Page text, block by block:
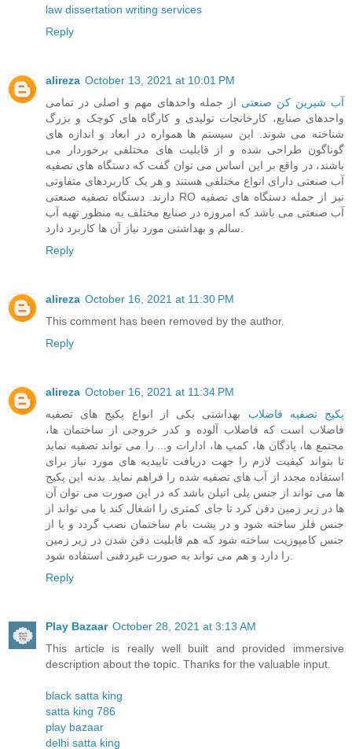
law dissertation writing services
Reply
alireza October 13, 2021 at 10:01 PM
آب شیرین کن صنعتی از جمله واحدهای مهم و اصلی در تمامی
واحدهای صنایع، کارخانجات تولیدی و کارگاه های کوچک و بزرگ
شناخته می شوند. این سیستم ها همواره در ابعاد و اندازه های
گوناگون طراحی شده و از قابلیت های مختلفی برخوردار می
باشند، در واقع بر این اساس می توان گفت که دستگاه های تصفیه
آب صنعتی دارای انواع مختلفی هستند و هر یک کاربردهای متفاوتی
دارند. دستگاه تصفیه صنعتی RO نیز از جمله دستگاه های تصفیه
آب صنعتی می باشد که امروزه در صنایع مختلف به منظور تهیه آب
سالم و بهداشتی مورد نیاز آن ها کاربرد دارد.
Reply
alireza October 16, 2021 at 11:30 PM
This comment has been removed by the author.
Reply
alireza October 16, 2021 at 11:34 PM
پکیج تصفیه فاضلاب بهداشتی یکی از انواع پکیج های تصفیه
فاضلاب است که فاضلاب آلوده و کدر خروجی از ساختمان ها،
مجتمع ها، پادگان ها، کمپ ها، ادارات و... را می تواند تصفیه نماید
تا بتواند کیفیت لازم را جهت دریافت تاییدیه های مورد نیاز برای
استفاده مجدد از آب های تصفیه شده را فراهم نماید. بدنه این پکیج
ها می تواند از جنس پلی اتیلن باشد که در این صورت می توان آن
ها در زیر زمین دفن کرد تا جای کمتری را اشغال کند یا می تواند از
جنس فلز ساخته شود و در پشت بام ساختمان نصب گردد و یا از
جنس کامپوزیت ساخته شود که هم قابلیت دفن شدن در زیر زمین
را دارد و هم می تواند به صورت غیردفنی استفاده شود.
Reply
Play Bazaar October 28, 2021 at 3:13 AM
This article is really well built and provided immersive
description about the topic. Thanks for the valuable input.
black satta king
satta king 786
play bazaar
delhi satta king